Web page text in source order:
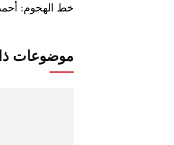
خط الهجوم:
موضوعات